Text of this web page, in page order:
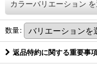
カラーバリエーション
数量:
返品特約に関する重要事